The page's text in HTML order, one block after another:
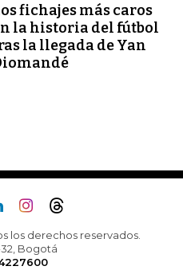
fichajes más caros
la historia del fútbol
la llegada de Yan
los derechos reservados.
32, Bogotá